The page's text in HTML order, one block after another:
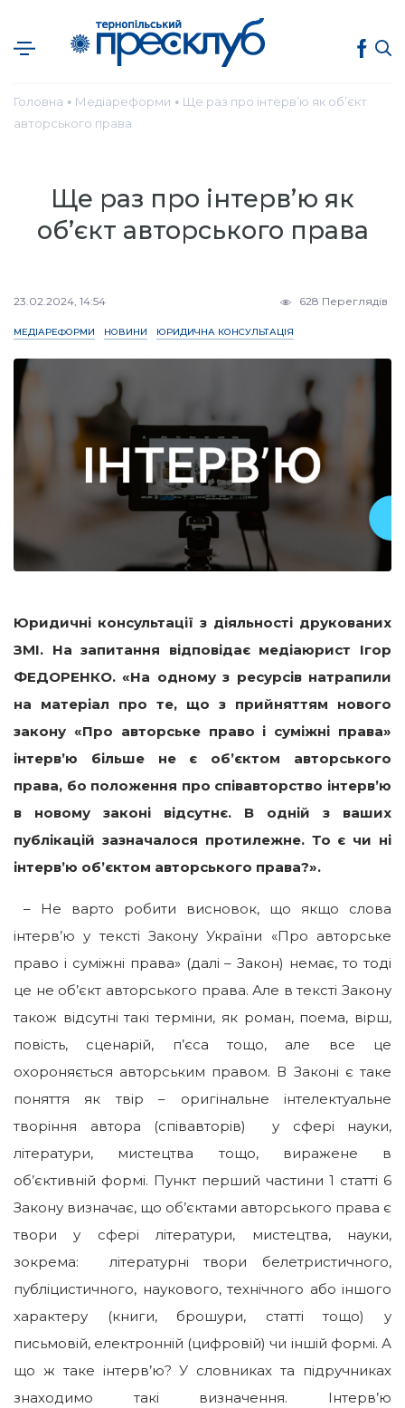
Головна ● Медіареформи ● Ще раз про інтерв’ю як об’єкт
авторського права
Ще раз про інтерв’ю як
об’єкт авторського права
23.02.2024, 14:54 628 Переглядів
МЕДІАРЕФОРМИ НОВИНИ ЮРИДИЧНА КОНСУЛЬТАЦІЯ
Юридичні консультації з діяльності друкованих
ЗМІ. На запитання відповідає медіаюрист Ігор
ФЕДОРЕНКО.«На одному з ресурсів натрапили
на матеріал про те, що з прийняттям нового
закону «Про авторське право і суміжні права»
інтерв’ю більше не є об’єктом авторського
права, бо положення про співавторство інтерв’ю
в новому законі відсутнє. В одній з ваших
публікацій зазначалося протилежне. То є чи ні
інтерв’ю об’єктом авторського права?».
– Не варто робити висновок, що якщо слова
інтерв’ю у тексті Закону України «Про авторське
право і суміжні права» (далі – Закон) немає, то тоді
це не об’єкт авторського права. Але в тексті Закону
також відсутні такі терміни, як роман, поема, вірш,
повість, сценарій, п’єса тощо, але все це
охороняється авторським правом. В Законі є таке
поняття як твір – оригінальне інтелектуальне
творіння автора (співавторів) у сфері науки,
літератури, мистецтва тощо, виражене в
об’єктивній формі. Пункт перший частини 1 статті 6
Закону визначає, що об’єктами авторського права є
твори у сфері літератури, мистецтва, науки,
зокрема: літературні твори белетристичного,
публіцистичного, наукового, технічного або іншого
характеру (книги, брошури, статті тощо) у
письмовій, електронній (цифровій) чи іншій формі. А
що ж таке інтерв’ю? У словниках та підручниках
знаходимо такі визначення. Інтерв’ю